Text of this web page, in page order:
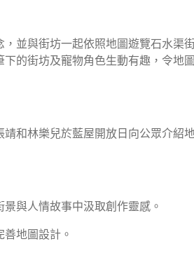
並與街坊一起依照地圖遊覽石水渠
的街坊及寵物角色生動有趣，令地
和林樂兒於藍屋開放日向公眾介
與人情故事中汲取創作靈感。
地圖設計。